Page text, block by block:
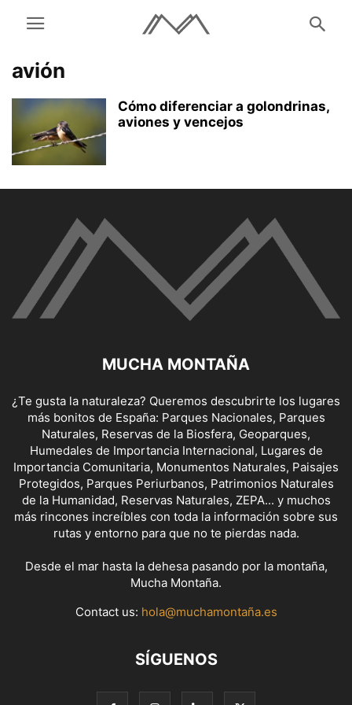
avión
Cómo diferenciar a golondrinas,
aviones y vencejos
MUCHA MONTAÑA
¿Te gusta la naturaleza? Queremos descubrirte los lugares
más bonitos de España: Parques Nacionales, Parques
Naturales, Reservas de la Biosfera, Geoparques,
Humedales de Importancia Internacional, Lugares de
Importancia Comunitaria, Monumentos Naturales, Paisajes
Protegidos, Parques Periurbanos, Patrimonios Naturales
de la Humanidad, Reservas Naturales, ZEPA... y muchos
más rincones increíbles con toda la información sobre sus
rutas y entorno para que no te pierdas nada.
Desde el mar hasta la dehesa pasando por la montaña,
Mucha Montaña.
Contact us: hola@muchamontaña.es
SÍGUENOS